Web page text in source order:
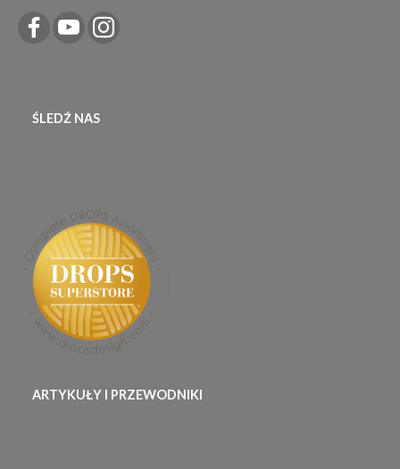
ŚLEDŹ NAS
ARTYKUŁY I PRZEWODNIKI